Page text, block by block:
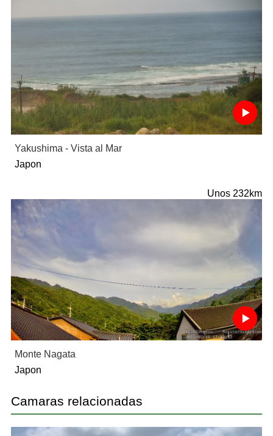
Yakushima - Vista al Mar
Japon
Unos 232km
Monte Nagata
Japon
Camaras relacionadas